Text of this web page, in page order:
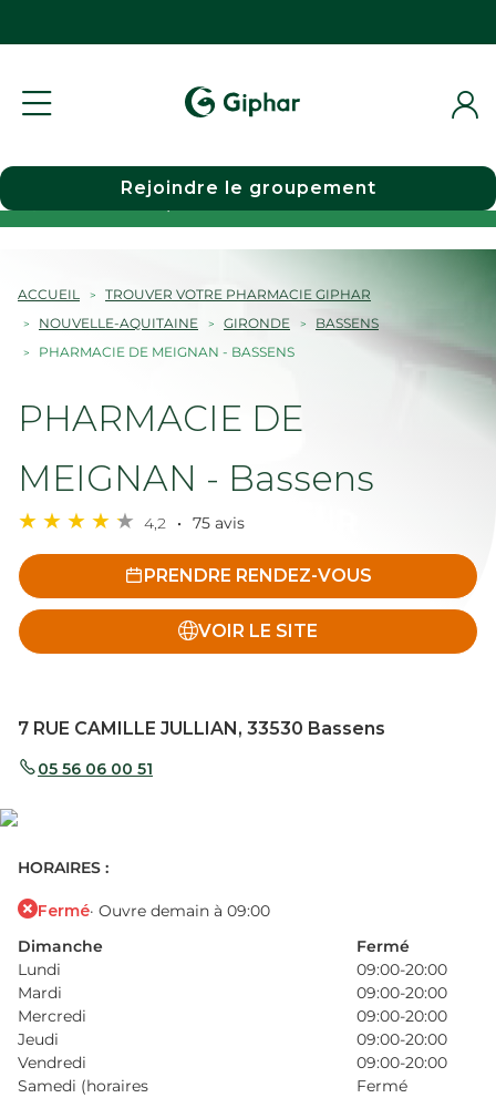
Choisir une pharmacie
Rejoindre le groupement
ACCUEIL
TROUVER VOTRE PHARMACIE GIPHAR
NOUVELLE-AQUITAINE
GIRONDE
BASSENS
PHARMACIE DE MEIGNAN - BASSENS
PHARMACIE DE
MEIGNAN - Bassens
4,2 75 avis
PRENDRE RENDEZ-VOUS
VOIR LE SITE
7 RUE CAMILLE JULLIAN, 33530 Bassens
05 56 06 00 51
HORAIRES :
Fermé· Ouvre demain à 09:00
Dimanche
Fermé
Lundi
09:00-20:00
Mardi
09:00-20:00
Mercredi
09:00-20:00
Jeudi
09:00-20:00
Vendredi
09:00-20:00
Samedi (horaires
Fermé